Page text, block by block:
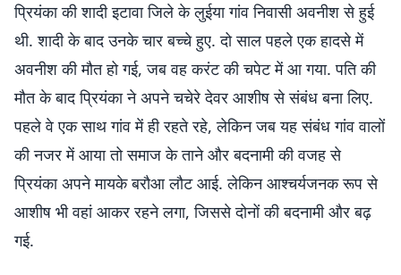
प्रियंका की शादी इटावा जिले के लुईया गांव निवासी अवनीश से हुई
थी. शादी के बाद उनके चार बच्चे हुए. दो साल पहले एक हादसे में
अवनीश की मौत हो गई, जब वह करंट की चपेट में आ गया. पति की
मौत के बाद प्रियंका ने अपने चचेरे देवर आशीष से संबंध बना लिए.
पहले वे एक साथ गांव में ही रहते रहे, लेकिन जब यह संबंध गांव वालों
की नजर में आया तो समाज के ताने और बदनामी की वजह से
प्रियंका अपने मायके बरौआ लौट आई. लेकिन आश्चर्यजनक रूप से
आशीष भी वहां आकर रहने लगा, जिससे दोनों की बदनामी और बढ़
गई.